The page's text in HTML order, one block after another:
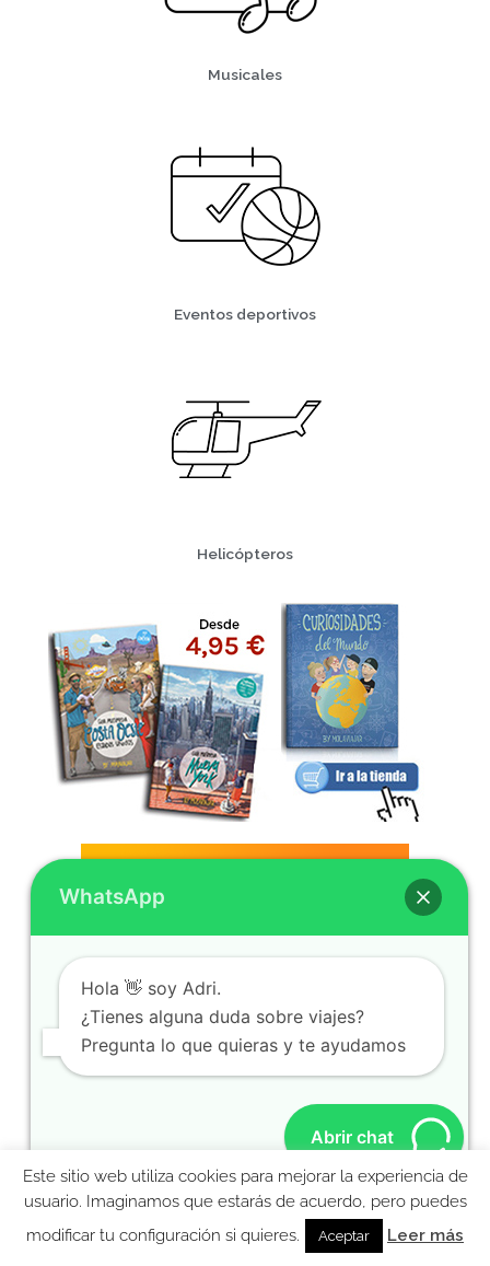
Musicales
Eventos deportivos
Helicópteros
Ebook gratis para preparar tu viaje a Nueva York
Este sitio web utiliza cookies para mejorar la experiencia de
usuario. Imaginamos que estarás de acuerdo, pero puedes
modificar tu configuración si quieres.
Aceptar Leer más
WhatsApp
Hola 👋 soy Adri.
¿Tienes alguna duda sobre viajes?
Pregunta lo que quieras y te ayudamos
Abrir chat
MolaViajar